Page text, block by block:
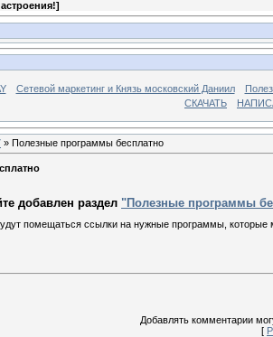
]
Сетевой маркетинг и Князь московский Даниил
СКАЧАТЬ
» Полезные программы бесплатно
добавлен раздел "Полезные программы
помещаться ссылки на нужные программы, которые
Добавлять комментарии
[